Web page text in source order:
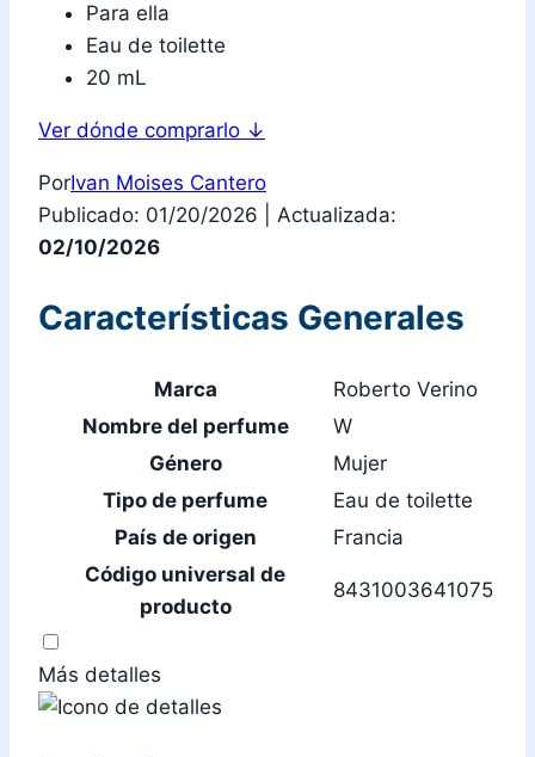
Para ella
Eau de toilette
20 mL
Ver dónde comprarlo ↓
PorIvan Moises Cantero
Publicado: 01/20/2026
Actualizada:
02/10/2026
Características Generales
Marca
Roberto Verino
Nombre del perfume
W
Género
Mujer
Tipo de perfume
Eau de toilette
País de origen
Francia
Código universal de
producto
8431003641075
Más detalles